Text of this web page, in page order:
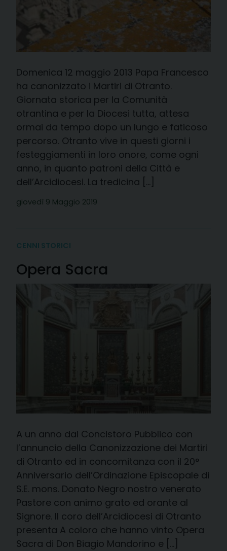
Domenica 12 maggio 2013 Papa Francesco
ha canonizzato i Martiri di Otranto.
Giornata storica per la Comunità
otrantina e per la Diocesi tutta, attesa
ormai da tempo dopo un lungo e faticoso
percorso. Otranto vive in questi giorni i
festeggiamenti in loro onore, come ogni
anno, in quanto patroni della Città e
dell’Arcidiocesi. La tredicina […]
giovedì 9 Maggio 2019
CENNI STORICI
Opera Sacra
A un anno dal Concistoro Pubblico con
l’annuncio della Canonizzazione dei Martiri
di Otranto ed in concomitanza con il 20°
Anniversario dell’Ordinazione Episcopale di
S.E. mons. Donato Negro nostro venerato
Pastore con animo grato ed orante al
Signore. Il coro dell’Arcidiocesi di Otranto
presenta A coloro che hanno vinto Opera
Sacra di Don Biagio Mandorino e […]